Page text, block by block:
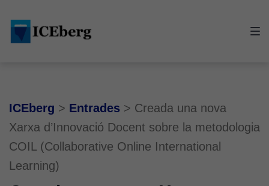
main
content
footer
ICEberg > Entrades > Creada una nova
Xarxa d’Innovació Docent sobre la metodologia
COIL (Collaborative Online International
Learning)